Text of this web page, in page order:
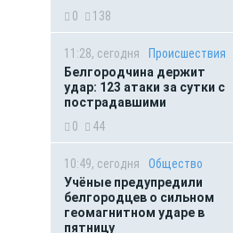
0
138
11:28, сегодня
Происшествия
Белгородчина держит
удар: 123 атаки за сутки с
пострадавшими
0
44
10:49, сегодня
Общество
Учёные предупредили
белгородцев о сильном
геомагнитном ударе в
пятницу